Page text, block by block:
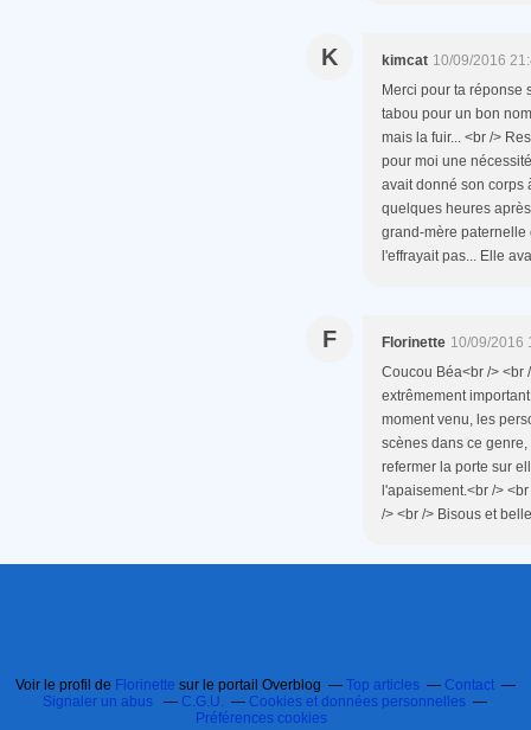
K kimcat 10/09/2016
Merci pour ta réponse
tabou pour un bon
mais la fuir... <br />
pour moi une
avait donné son corps
quelques heures
grand-mère paternelle
l'effrayait pas... Elle
F Florinette 10/09/2016
Coucou Béa<br /> <br
extrêmement
moment venu, les
scènes dans ce
refermer la porte sur
l'apaisement.<br />
/> <br /> Bisous et
Voir le profil de Florinette sur le portail Overblog Top articles
Contact
Signaler un abus
C.G.U.
Cookies et données personnelles
Préférences cookies